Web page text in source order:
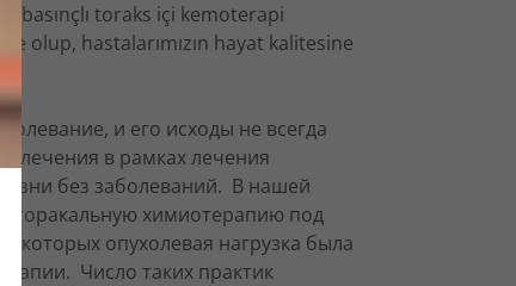
basınçlı toraks içi kemoterapi
olup, hastalarımızın hayat kalitesine
и его исходы не всегда
лечения в рамках лечения
без заболеваний. В нашей
химиотерапию под
которых опухолевая нагрузка была
Число таких практик